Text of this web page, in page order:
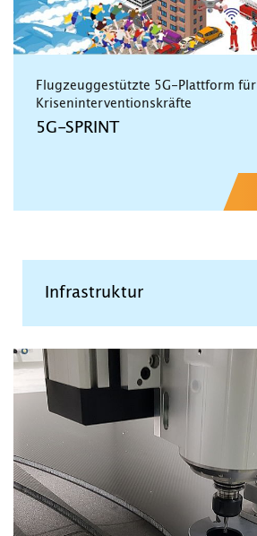
Flugzeuggestützte 5G-Plattform für
Kriseninterventionskräfte
5G-SPRINT
Infrastruktur